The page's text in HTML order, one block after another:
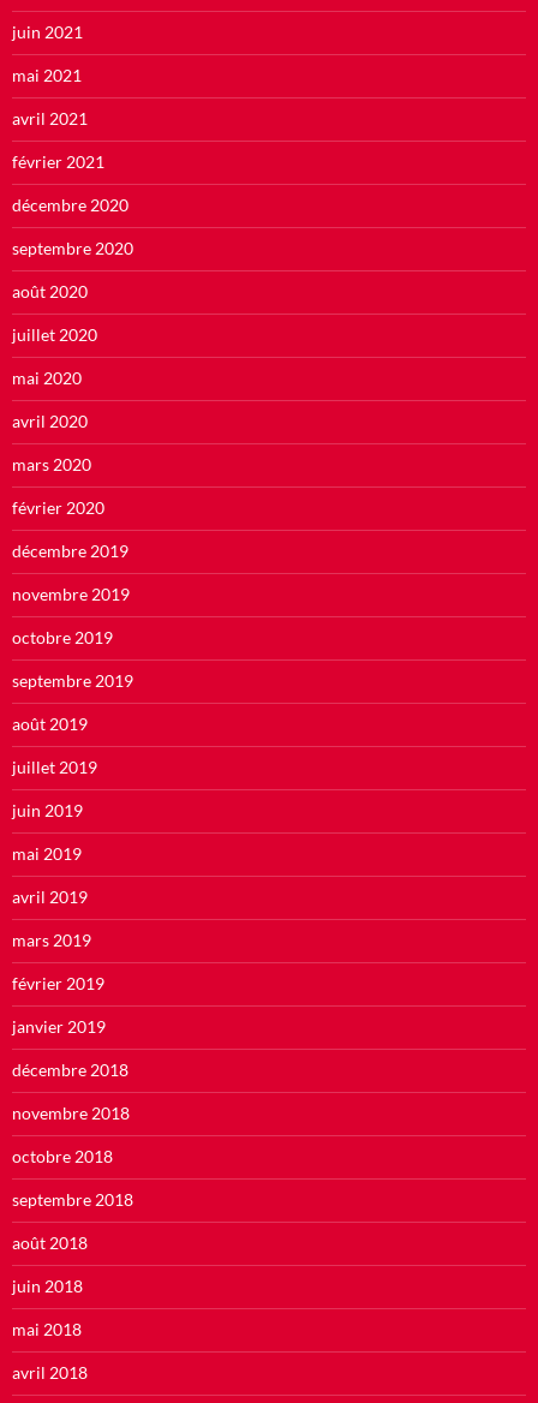
juin 2021
mai 2021
avril 2021
février 2021
décembre 2020
septembre 2020
août 2020
juillet 2020
mai 2020
avril 2020
mars 2020
février 2020
décembre 2019
novembre 2019
octobre 2019
septembre 2019
août 2019
juillet 2019
juin 2019
mai 2019
avril 2019
mars 2019
février 2019
janvier 2019
décembre 2018
novembre 2018
octobre 2018
septembre 2018
août 2018
juin 2018
mai 2018
avril 2018